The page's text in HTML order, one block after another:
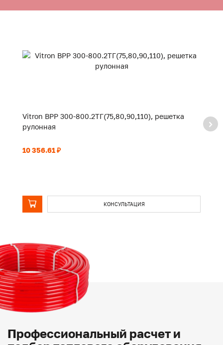
Vitron ВРР 300-800.2ТГ(75,80,90,110), решетка
рулонная
10 356.61 ₽
КОНСУЛЬТАЦИЯ
Профессиональный расчет и